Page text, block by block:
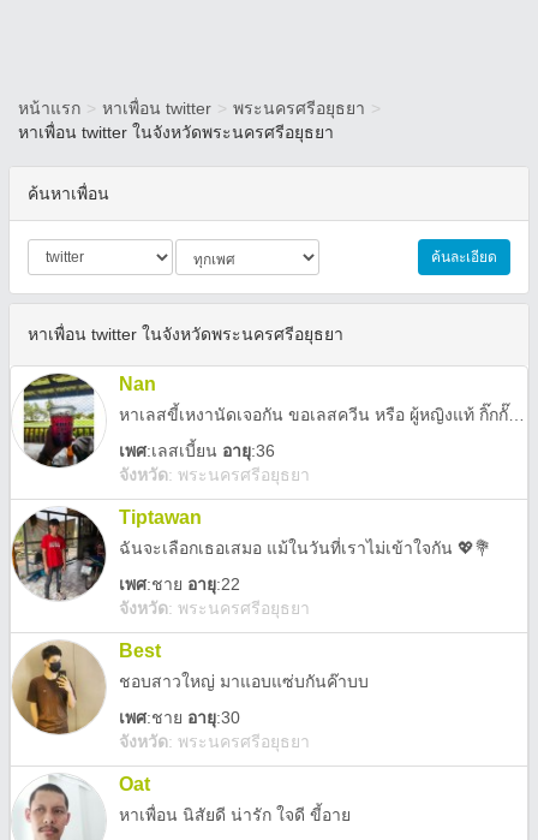
หน้าแรก > หาเพื่อน twitter > พระนครศรีอยุธยา >
หาเพื่อน twitter ในจังหวัดพระนครศรีอยุธยา
ค้นหาเพื่อน
ค้นละเอียด
หาเพื่อน twitter ในจังหวัดพระนครศรีอยุธยา
Nan
เพศ:เลสเบี้ยน อายุ:36
จังหวัด: พระนครศรีอยุธยา
Tiptawan
ฉันจะเลือกเธอเสมอ แม้ในวันที่เราไม่เข้าใจกัน 💖💐
เพศ:ชาย อายุ:22
จังหวัด: พระนครศรีอยุธยา
Best
ชอบสาวใหญ่ มาแอบแซ่บกันค๊าบบ
เพศ:ชาย อายุ:30
จังหวัด: พระนครศรีอยุธยา
Oat
หาเพื่อน นิสัยดี น่ารัก ใจดี ขี้อาย